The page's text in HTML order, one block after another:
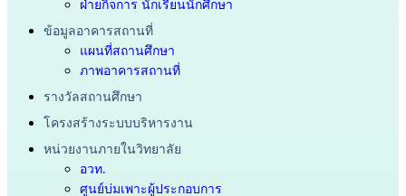
ฝ่ายกิจการ นักเรียนนักศึกษา
ข้อมูลอาคารสถานที่
แผนที่สถานศึกษา
ภาพอาคารสถานที่
รางวัลสถานศึกษา
โครงสร้างระบบบริหารงาน
หน่วยงานภายในวิทยาลัย
อวท.
ศูนย์บ่มเพาะผู้ประกอบการ